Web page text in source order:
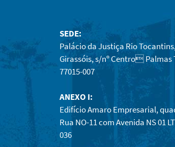
SEDE:
Palácio da Justiça Rio
Girassóis, s/nº Centro Palmas
77015-007
ANEXO I:
Edifício Amaro Empresarial,
Rua NO-11 com Avenida NS 01
036